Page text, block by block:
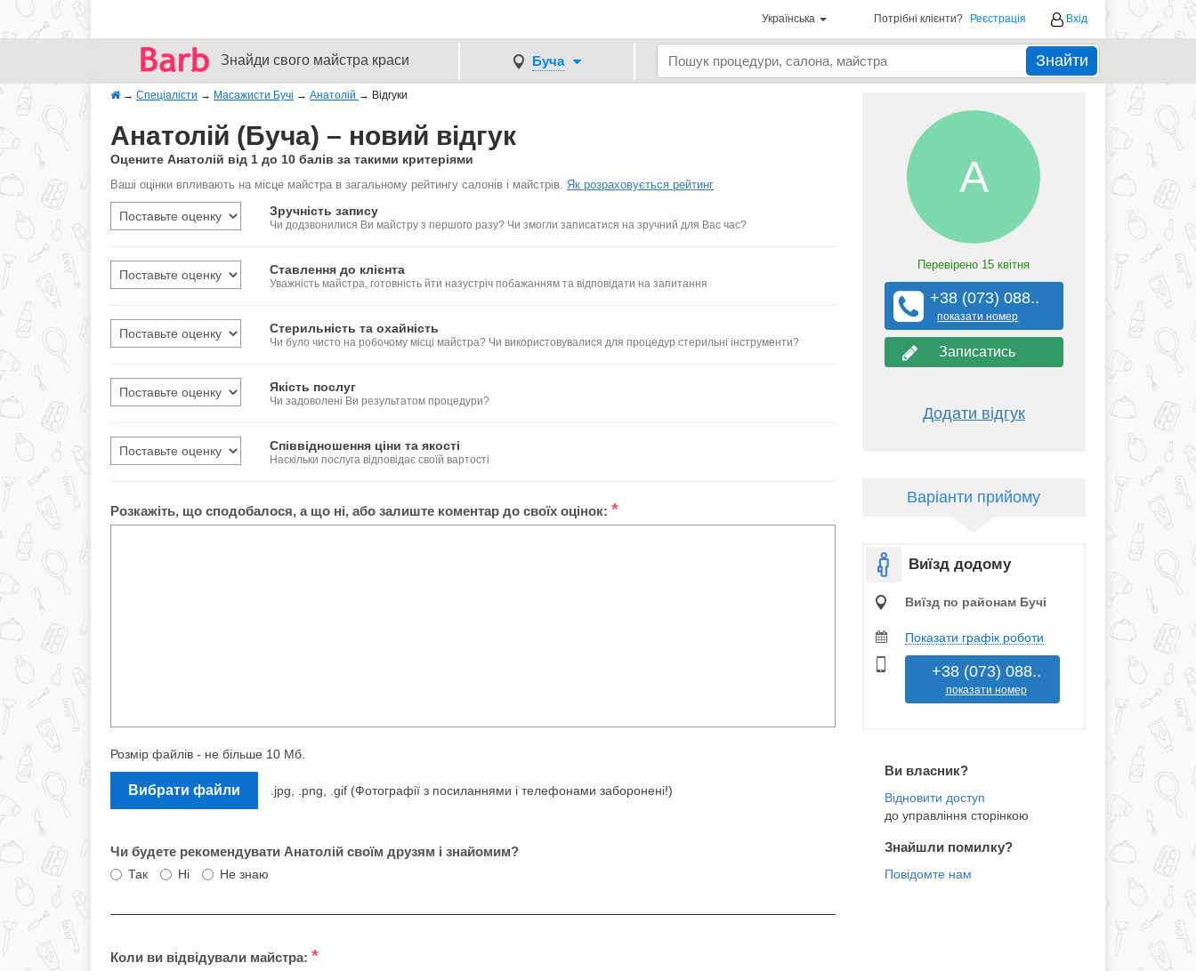
Українська Потрібні клієнти? Реєстрація Вхід
Знайди свого майстра краси Буча Знайти
→ Спеціалісти → Масажисти Бучі → Анатолій → Відгуки
Анатолій (Буча) – новий відгук
Оцените Анатолій від 1 до 10 балів за такими критеріями
Ваші оцінки впливають на місце майстра в загальному рейтингу салонів і майстрів. Як розраховується рейтинг
Зручність запису
Чи додзвонилися Ви майстру з першого разу? Чи змогли записатися на зручний для Вас час?
Ставлення до клієнта
Уважність майстра, готовність йти назустріч побажанням та відповідати на запитання
Стерильність та охайність
Чи було чисто на робочому місці майстра? Чи використовувалися для процедур стерильні інструменти?
Якість послуг
Чи задоволені Ви результатом процедури?
Співвідношення ціни та якості
Наскільки послуга відповідає своїй вартості
Розкажіть, що сподобалося, а що ні, або залиште коментар до своїх оцінок: *
Розмір файлів - не більше 10 Мб.
Вибрати файли .jpg, .png, .gif (Фотографії з посиланнями і телефонами заборонені!)
Чи будете рекомендувати Анатолій своїм друзям і знайомим?
Так Ні Не знаю
Коли ви відвідували майстра: *
А
Перевірено 15 квітня
+38 (073) 088..
показати номер
Записатись
Додати відгук
Варіанти прийому
Виїзд додому
Виїзд по районам Бучі
Показати графік роботи
+38 (073) 088..
показати номер
Ви власник?
до управління сторінкою
Знайшли помилку?